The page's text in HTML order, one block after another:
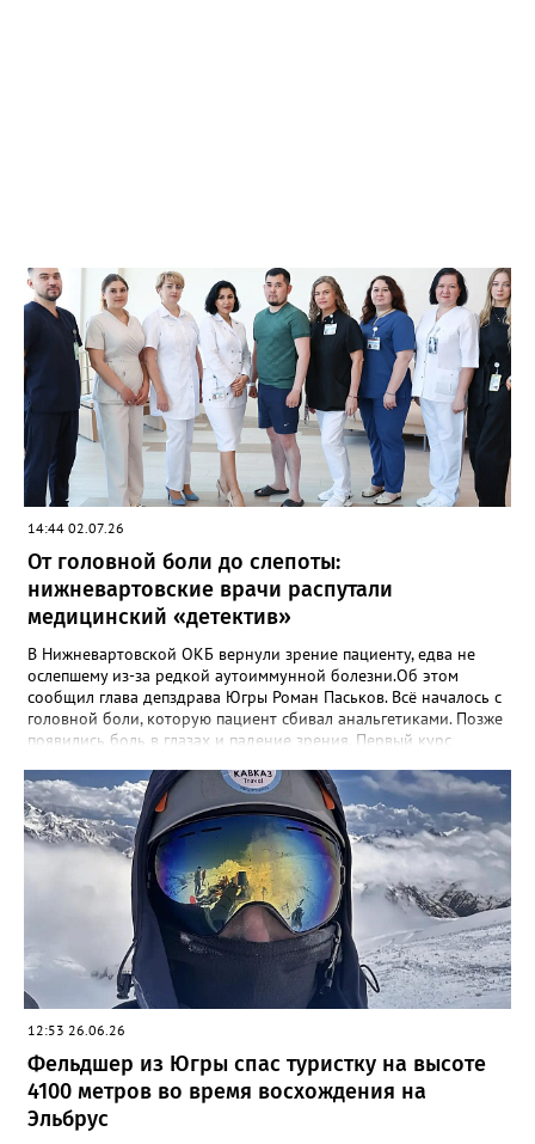
14:44 02.07.26
От головной боли до слепоты:
нижневартовские врачи распутали
медицинский «детектив»
В Нижневартовской ОКБ вернули зрение пациенту, едва не
ослепшему из-за редкой аутоиммунной болезни.Об этом
сообщил глава депздрава Югры Роман Паськов. Всё началось с
головной боли, которую пациент сбивал анальгетиками. Позже
появились боль в глазах и падение зрения. Первый курс
почти полная слепота на оба глаза. Пациента экстренно
госпитализировали. Из-за нетипичной картины медики
собирали консилиумы. Ключ к разгадке нашли совместно с
ревматологами, применив гормональную пульс-терапию.
Выяснилось, что это изолированный церебральный васкулит —
редкая болезнь, при которой воспаление поражает сосуды
мозга. Замглавврача по терапии Магомед Дибиров отметил:
«Случай был сложным. Диагноз подтвердили главный
ревматолог Депздрава Югры и Институт имени Гельмгольца».
Сегодня пациент стабилен, зрение восстановлено, а болезнь
под контролем.
12:53 26.06.26
Фельдшер из Югры спас туристку на высоте
4100 метров во время восхождения на
Эльбрус